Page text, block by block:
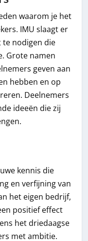
waarom je het
IMU slaagt er
te nodigen die
Grote namen
geven aan
hebben en op
Deelnemers
ideeën die zij
kennis die
en verfijning van
het eigen bedrijf,
positief effect
het driedaagse
met ambitie.